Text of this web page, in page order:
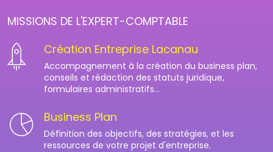
MISSIONS DE L'EXPERT-COMPTABLE
Création Entreprise Lacanau
Accompagnement à la création du business plan,
conseils et rédaction des statuts juridique,
formulaires administratifs...
Business Plan
Définition des objectifs, des stratégies, et les
ressources de votre projet d'entreprise.